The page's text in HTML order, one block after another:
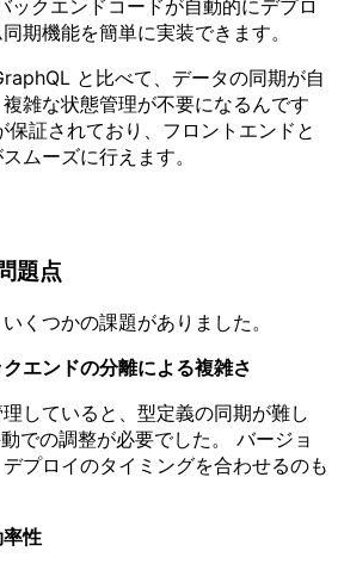
クエンドコードが自動的にデプロ
期機能を簡単に実装できます。
と比べて、データの同期が自
雑な状態管理が不要になるんです
保証されており、フロントエンドと
ムーズに行えます。
題点
くつかの課題がありました。
エンドの分離による複雑さ
していると、型定義の同期が難し
での調整が必要でした。 バージョ
プロイのタイミングを合わせるのも
性